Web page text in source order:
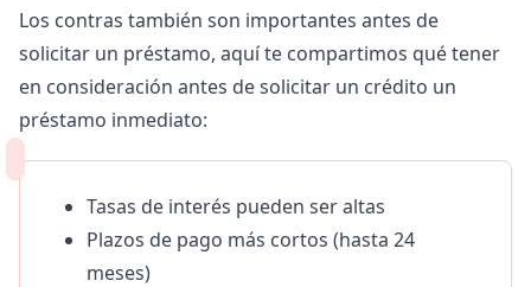
Los contras también son importantes antes de
solicitar un préstamo, aquí te compartimos qué tener
en consideración antes de solicitar un crédito un
préstamo inmediato:
Tasas de interés pueden ser altas
Plazos de pago más cortos (hasta 24
meses)